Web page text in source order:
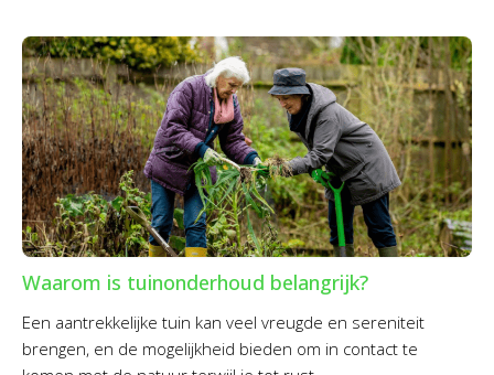
Waarom is tuinonderhoud belangrijk?
Een aantrekkelijke tuin kan veel vreugde en sereniteit
brengen, en de mogelijkheid bieden om in contact te